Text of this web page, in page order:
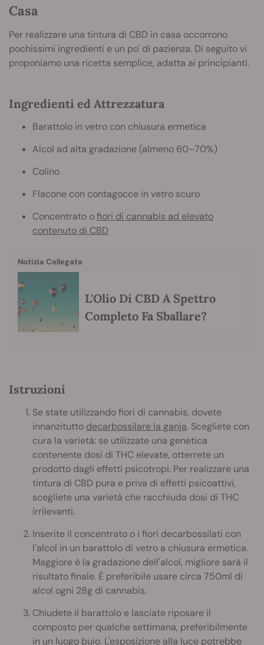
Casa
Per realizzare una tintura di CBD in casa occorrono
pochissimi ingredienti e un po' di pazienza. Di seguito vi
proponiamo una ricetta semplice, adatta ai principianti.
Ingredienti ed Attrezzatura
Barattolo in vetro con chiusura ermetica
Alcol ad alta gradazione (almeno 60–70%)
Colino
Flacone con contagocce in vetro scuro
Concentrato ofiori di cannabis ad elevato
contenuto di CBD
Notizia Collegata
L'Olio Di CBD A Spettro
Completo Fa Sballare?
Istruzioni
Se state utilizzando fiori di cannabis, dovete
innanzitutto decarbossilare la ganja. Scegliete con
cura la varietà: se utilizzate una genetica
contenente dosi di THC elevate, otterrete un
prodotto dagli effetti psicotropi. Per realizzare una
tintura di CBD pura e priva di effetti psicoattivi,
scegliete una varietà che racchiuda dosi di THC
irrilevanti.
Inserite il concentrato o i fiori decarbossilati con
l'alcol in un barattolo di vetro a chiusura ermetica.
Maggiore è la gradazione dell'alcol, migliore sarà il
risultato finale. È preferibile usare circa 750ml di
alcol ogni 28g di cannabis.
Chiudete il barattolo e lasciate riposare il
composto per qualche settimana, preferibilmente
in un luogo buio. L'esposizione alla luce potrebbe